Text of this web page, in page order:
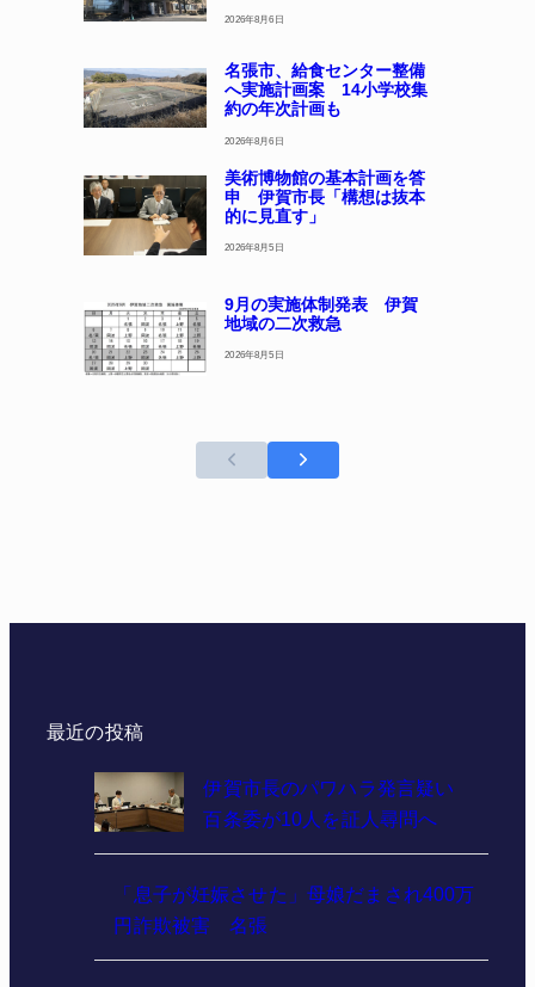
2026年8月6日
名張市、給食センター整備
へ実施計画案 14小学校集
約の年次計画も
2026年8月6日
美術博物館の基本計画を答
申 伊賀市長「構想は抜本
的に見直す」
2026年8月5日
9月の実施体制発表 伊賀
地域の二次救急
2026年8月5日
最近の投稿
伊賀市長のパワハラ発言疑い
百条委が10人を証人尋問へ
「息子が妊娠させた」母娘だまされ400万
円詐欺被害 名張